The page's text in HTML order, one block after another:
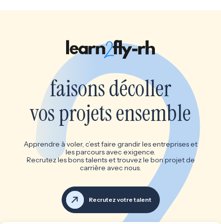
faisons décoller
vos projets ensemble
Apprendre à voler, c’est faire grandir les entreprises et
les parcours avec exigence.
Recrutez les bons talents et trouvez le bon projet de
carrière avec nous.
Recrutez votre talent